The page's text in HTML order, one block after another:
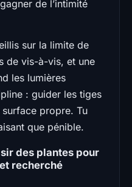
de l’intimité
sur la limite de
de vis-à-vis, et une
les lumières
: guider les tiges
propre. Tu
que pénible.
des plantes pour
recherché